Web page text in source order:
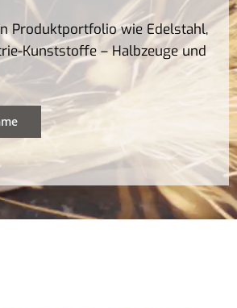
Produktportfolio wie Edelstahl,
Kunststoffe – Halbzeuge und